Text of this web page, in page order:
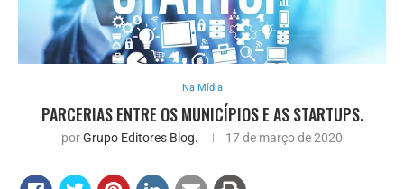
Na Mídia
PARCERIAS ENTRE OS MUNICÍPIOS E AS STARTUPS.
porGrupo Editores Blog. 17 de março de 2020